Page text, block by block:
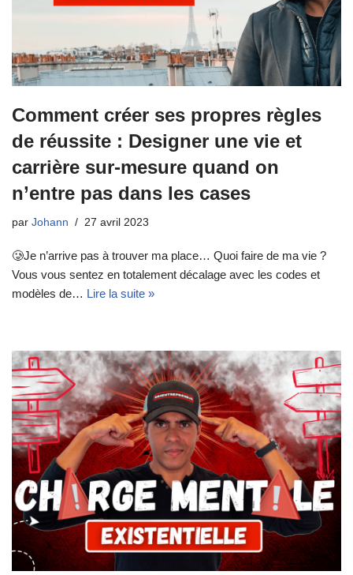
Comment créer ses propres règles
de réussite : Designer une vie et
carrière sur-mesure quand on
n’entre pas dans les cases
par Johann 27 avril 2023
🥲Je n’arrive pas à trouver ma place… Quoi faire de ma vie ?
Vous vous sentez en totalement décalage avec les codes et
modèles de… Lire la suite »